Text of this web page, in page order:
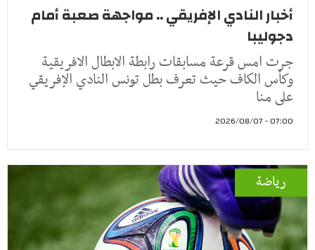
أخبار النادي الإفريقي .. مواجهة صعبة أمام
دجوليبا
جرت امس قرعة مسابقات رابطة الابطال الافريقية
وكأس الكاف حيث تعرف بطل تونس النادي الإفريقي
على منا
07:00 - 2026/08/07
رياضة